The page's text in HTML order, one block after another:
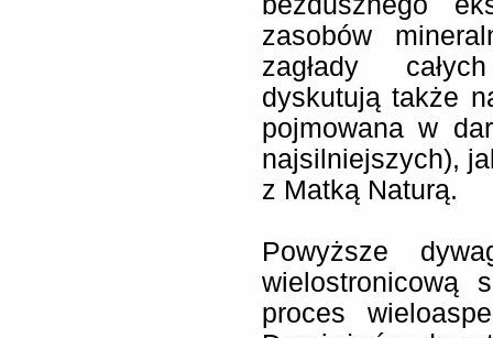
zasobów
zagłady
dyskutują także
pojmowana w
najsilniejszych),
z Matką Naturą.
Powyższe
wielostronicową
proces